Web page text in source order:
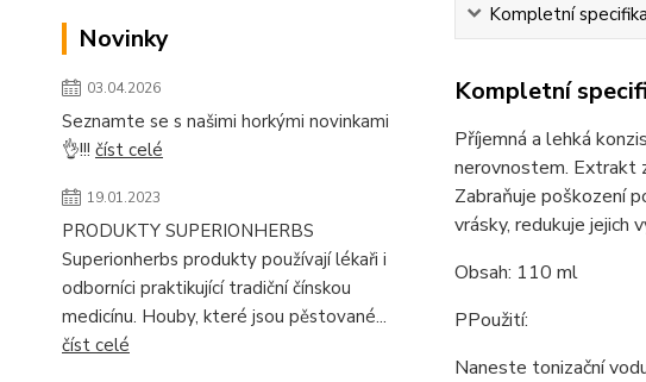
Novinky
03.04.2026
Seznamte se s našimi horkými novinkami
👌!!! číst celé
19.01.2023
PRODUKTY SUPERIONHERBS
Superionherbs produkty používají lékaři i
odborníci praktikující tradiční čínskou
medicínu. Houby, které jsou pěstované...
číst celé
Kompletní
Kompletní
Příjemná a lehká
nerovnostem. Extrakt
Zabraňuje poškození
vrásky, redukuje jejich
Obsah: 110 ml
PPoužití:
Naneste tonizační